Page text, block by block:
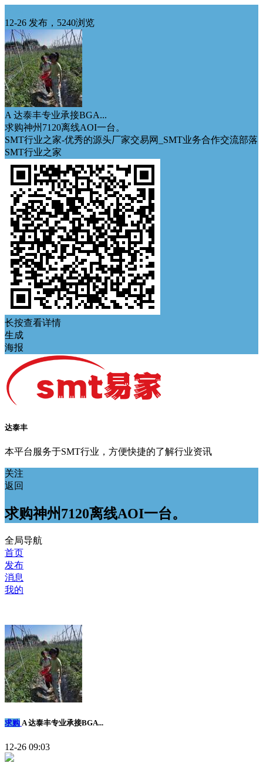
12-26 发布，5240浏览
A 达泰丰专业承接BGA...
求购神州7120离线AOI一台。
SMT行业之家-优秀的源头厂家交易网_SMT业务合作交流部落
SMT行业之家
长按查看详情
生成
海报
达泰丰
本平台服务于SMT行业，方便快捷的了解行业资讯
关注
返回
求购神州7120离线AOI一台。
全局导航
首页
发布
消息
我的
求购 A 达泰丰专业承接BGA...
12-26 09:03